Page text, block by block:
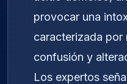
provocar una
caracterizada por
confusión y
Los expertos